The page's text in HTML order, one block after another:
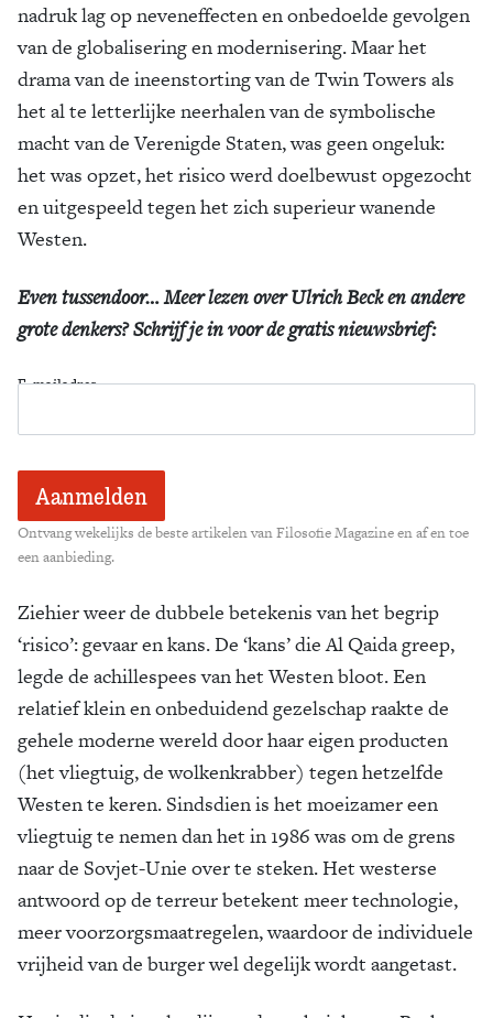
nadruk lag op neveneffecten en onbedoelde gevolgen
van de globalisering en modernisering. Maar het
drama van de ineenstorting van de Twin Towers als
het al te letterlijke neerhalen van de symbolische
macht van de Verenigde Staten, was geen ongeluk:
het was opzet, het risico werd doelbewust opgezocht
en uitgespeeld tegen het zich superieur wanende
Westen.
Even tussendoor… Meer lezen over Ulrich Beck en andere
grote denkers? Schrijf je in voor de gratis nieuwsbrief:
E-mailadres
Ontvang wekelijks de beste artikelen van Filosofie Magazine en af en toe
een aanbieding.
Ziehier weer de dubbele betekenis van het begrip
‘risico’: gevaar en kans. De ‘kans’ die Al Qaida greep,
legde de achillespees van het Westen bloot. Een
relatief klein en onbeduidend gezelschap raakte de
gehele moderne wereld door haar eigen producten
(het vliegtuig, de wolkenkrabber) tegen hetzelfde
Westen te keren. Sindsdien is het moeizamer een
vliegtuig te nemen dan het in 1986 was om de grens
naar de Sovjet-Unie over te steken. Het westerse
antwoord op de terreur betekent meer technologie,
meer voorzorgsmaatregelen, waardoor de individuele
vrijheid van de burger wel degelijk wordt aangetast.